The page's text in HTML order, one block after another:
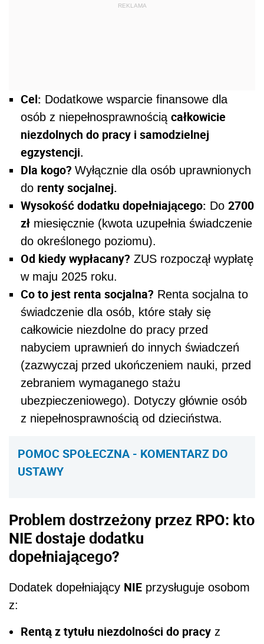
REKLAMA
Cel: Dodatkowe wsparcie finansowe dla
osób z niepełnosprawnością całkowicie
niezdolnych do pracy i samodzielnej
egzystencji.
Dla kogo? Wyłącznie dla osób uprawnionych
do renty socjalnej.
Wysokość dodatku dopełniającego: Do 2700
zł miesięcznie (kwota uzupełnia świadczenie
do określonego poziomu).
Od kiedy wypłacany? ZUS rozpoczął wypłatę
w maju 2025 roku.
Co to jest renta socjalna? Renta socjalna to
świadczenie dla osób, które stały się
całkowicie niezdolne do pracy przed
nabyciem uprawnień do innych świadczeń
(zazwyczaj przed ukończeniem nauki, przed
zebraniem wymaganego stażu
ubezpieczeniowego). Dotyczy głównie osób
z niepełnosprawnością od dzieciństwa.
POMOC SPOŁECZNA - KOMENTARZ DO
USTAWY
Problem dostrzeżony przez RPO: kto
NIE dostaje dodatku
dopełniającego?
Dodatek dopełniający NIE przysługuje osobom
z:
Rentą z tytułu niezdolności do pracy z